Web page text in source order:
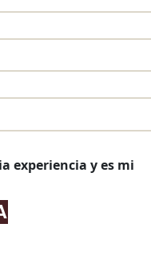
experiencia y es mi